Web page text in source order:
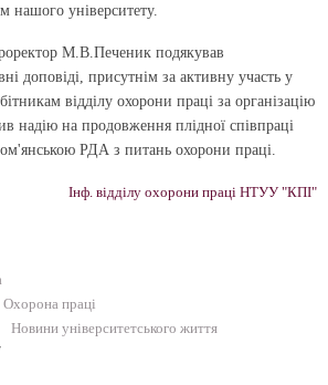
нашого університету.
М.В.Печеник подякував
доповіді, присутнім за активну участь у
відділу охорони праці за організацію
надію на продовження плідної співпраці
РДА з питань охорони праці.
Інф. відділу охорони праці НТУУ "КПІ"
Охорона праці
Новини університетського життя